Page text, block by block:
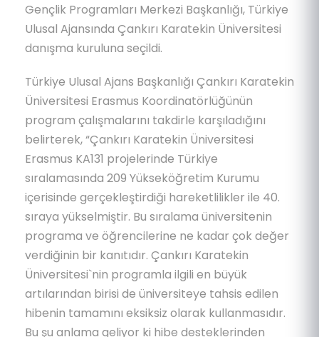
Gençlik Programları Merkezi Başkanlığı, Türkiye
Ulusal Ajansında Çankırı Karatekin Üniversitesi
danışma kuruluna seçildi.
Türkiye Ulusal Ajans Başkanlığı Çankırı Karatekin
Üniversitesi Erasmus Koordinatörlüğünün
program çalışmalarını takdirle karşıladığını
belirterek, “Çankırı Karatekin Üniversitesi
Erasmus KA131 projelerinde Türkiye
sıralamasında 209 Yükseköğretim Kurumu
içerisinde gerçekleştirdiği hareketlilikler ile 40.
sıraya yükselmiştir. Bu sıralama üniversitenin
programa ve öğrencilerine ne kadar çok değer
verdiğinin bir kanıtıdır. Çankırı Karatekin
Üniversitesi`nin programla ilgili en büyük
artılarından birisi de üniversiteye tahsis edilen
hibenin tamamını eksiksiz olarak kullanmasıdır.
Bu şu anlama geliyor ki hibe desteklerinden